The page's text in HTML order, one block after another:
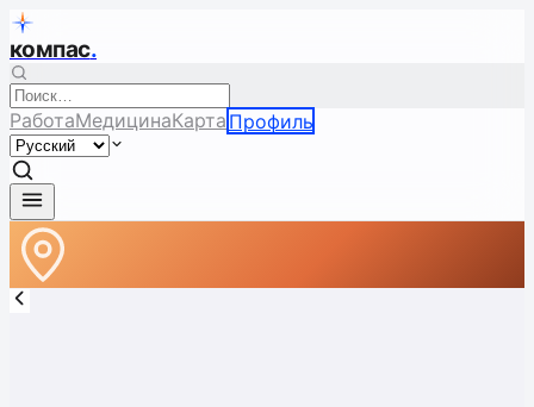
компас.
РаботаМедицинаКарта Профиль